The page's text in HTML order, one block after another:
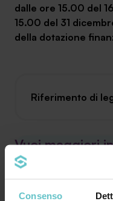
Consenso
dalle ore 15.00 del
15.00 del 31
della dotazione
Riferimento di
Vuoi maggiori
agevolazione?
Compila il modulo